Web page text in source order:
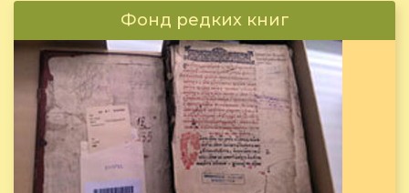
Фонд редких книг